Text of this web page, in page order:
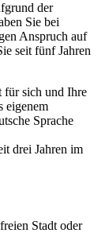
der
Sie bei
Anspruch auf
seit fünf Jahren
für sich und Ihre
eigenem
Sprache
drei Jahren im
Stadt oder